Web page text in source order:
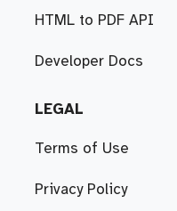
HTML to PDF API
Developer Docs
LEGAL
Terms of Use
Privacy Policy